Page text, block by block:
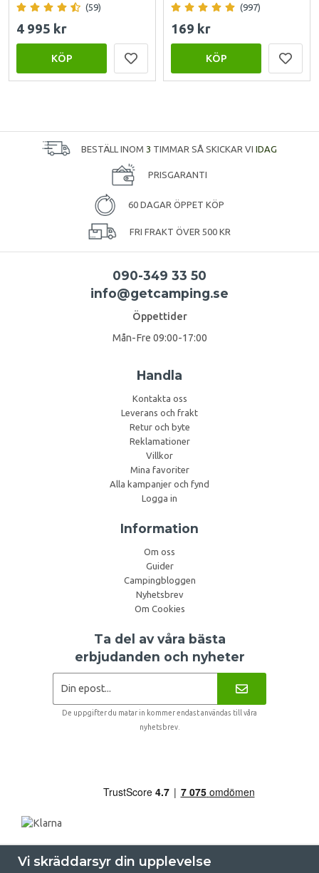
(59)
4 995 kr
KÖP
(997)
169 kr
KÖP
BESTÄLL INOM 3 TIMMAR SÅ SKICKAR VI IDAG
PRISGARANTI
60 DAGAR ÖPPET KÖP
FRI FRAKT ÖVER 500 KR
090-349 33 50
info@getcamping.se
Öppettider
Mån-Fre 09:00-17:00
Handla
Kontakta oss
Leverans och frakt
Retur och byte
Reklamationer
Villkor
Mina favoriter
Alla kampanjer och fynd
Logga in
Information
Om oss
Guider
Campingbloggen
Nyhetsbrev
Om Cookies
Ta del av våra bästa
erbjudanden och nyheter
De uppgifter du matar in kommer endast användas till våra
nyhetsbrev.
Vi skräddarsyr din upplevelse